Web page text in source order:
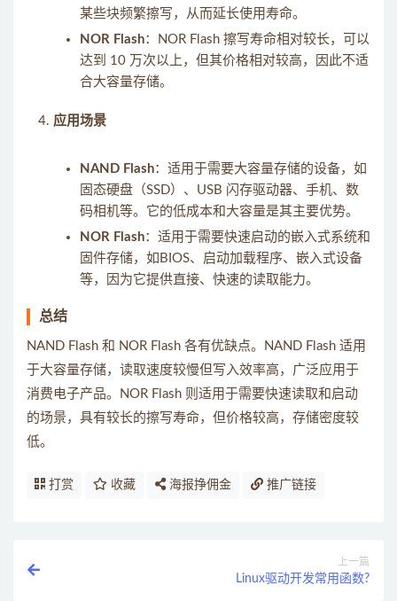
某些块频繁擦写，从而延长使用寿命。
NOR Flash：NOR Flash 擦写寿命相对较长，可以
达到 10 万次以上，但其价格相对较高，因此不适
合大容量存储。
应用场景
NAND Flash：适用于需要大容量存储的设备，如
固态硬盘（SSD）、USB 闪存驱动器、手机、数
码相机等。它的低成本和大容量是其主要优势。
NOR Flash：适用于需要快速启动的嵌入式系统和
固件存储，如BIOS、启动加载程序、嵌入式设备
等，因为它提供直接、快速的读取能力。
总结
NAND Flash 和 NOR Flash 各有优缺点。NAND Flash 适用
于大容量存储，读取速度较慢但写入效率高，广泛应用于
消费电子产品。NOR Flash 则适用于需要快速读取和启动
的场景，具有较长的擦写寿命，但价格较高，存储密度较
低。
打赏 收藏 海报挣佣金 推广链接
上一篇
Linux驱动开发常用函数?